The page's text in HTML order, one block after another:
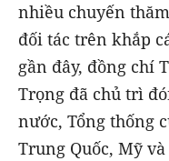
nhiều chuyến
đối tác trên khắp
gần đây, đồng chí
Trọng đã chủ trì
nước, Tổng thống
Trung Quốc, Mỹ